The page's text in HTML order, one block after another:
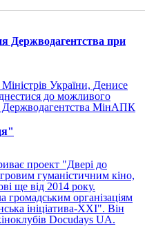
Держводагентства при
України, Денисе
до можливого
Держводагентства МінАПК
проект "Двері до
гуманістичним кіно,
ще від 2014 року.
громадським організаціям
ініціатива-ХХІ". Він
Docudays UA.